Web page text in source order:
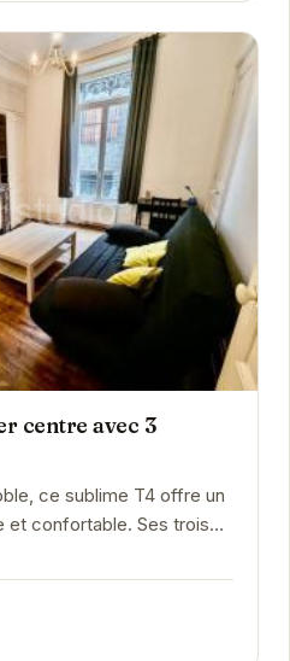
centre avec 3
ce sublime T4 offre un
et confortable. Ses trois
jusqu'à six...